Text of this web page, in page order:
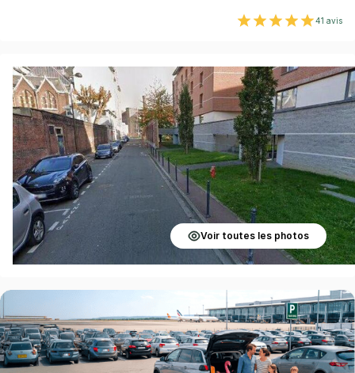
41 avis
Voir toutes les photos